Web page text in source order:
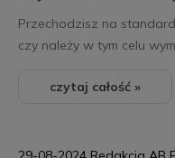
Przechodzisz na
czy należy w tym celu
czytaj całość »